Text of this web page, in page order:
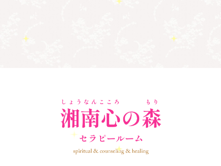
亡くなった方に出会うセッション(ミディアムシッ
(72)
勉強会・セミナー(55)
(17)